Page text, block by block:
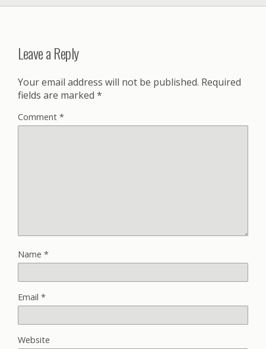
Leave a Reply
Your email address will not be published. Required
fields are marked *
Comment *
Name *
Email *
Website